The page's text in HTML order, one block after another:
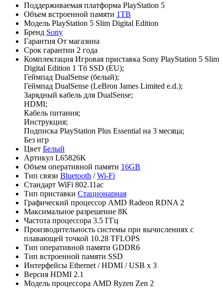
Поддерживаемая платформа PlayStation 5
Объем встроенной памяти 1TB
Модель PlayStation 5 Slim Digital Edition
Бренд Sony
Гарантия От магазина
Срок гарантии 2 года
Комплектация Игровая приставка Sony PlayStation 5 Slim
Digital Edition 1 Тб SSD (EU);
Геймпад DualSense (белый);
Геймпад DualSense (LeBron James Limited e.d.);
Зарядный кабель для DualSense;
HDMI;
Кабель питания;
Инструкция;
Подписка PlayStation Plus Essential на 3 месяца;
Без игр
Цвет Белый
Артикул L65826K
Объем оперативной памяти 16GB
Тип связи Bluetooth /Wi-Fi
Стандарт WiFi 802.11ac
Тип приставки Стационарная
Графический процессор AMD Radeon RDNA 2
Максимальное разрешение 8K
Частота процессора 3.5 ГГц
Производительность системы при вычислениях с
плавающей точкой 10.28 TFLOPS
Тип оперативной памяти GDDR6
Тип встроенной памяти SSD
Интерфейсы Ethernet / HDMI / USB x 3
Версия HDMI 2.1
Модель процессора AMD Ryzen Zen 2